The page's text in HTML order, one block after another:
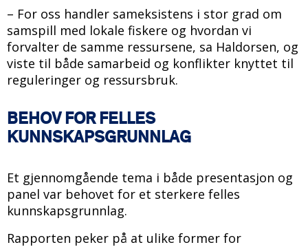
– For oss handler sameksistens i stor grad om
samspill med lokale fiskere og hvordan vi
forvalter de samme ressursene, sa Haldorsen, og
viste til både samarbeid og konflikter knyttet til
reguleringer og ressursbruk.
BEHOV FOR FELLES
KUNNSKAPSGRUNNLAG
Et gjennomgående tema i både presentasjon og
panel var behovet for et sterkere felles
kunnskapsgrunnlag.
Rapporten peker på at ulike former for